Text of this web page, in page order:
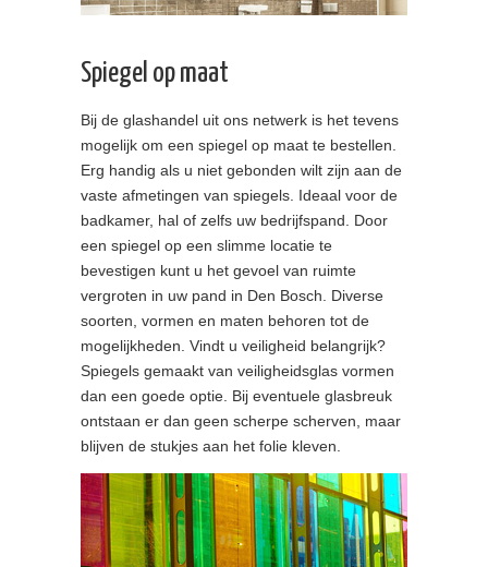
Spiegel op maat
Bij de glashandel uit ons netwerk is het tevens
mogelijk om een spiegel op maat te bestellen.
Erg handig als u niet gebonden wilt zijn aan de
vaste afmetingen van spiegels. Ideaal voor de
badkamer, hal of zelfs uw bedrijfspand. Door
een spiegel op een slimme locatie te
bevestigen kunt u het gevoel van ruimte
vergroten in uw pand in Den Bosch. Diverse
soorten, vormen en maten behoren tot de
mogelijkheden. Vindt u veiligheid belangrijk?
Spiegels gemaakt van veiligheidsglas vormen
dan een goede optie. Bij eventuele glasbreuk
ontstaan er dan geen scherpe scherven, maar
blijven de stukjes aan het folie kleven.